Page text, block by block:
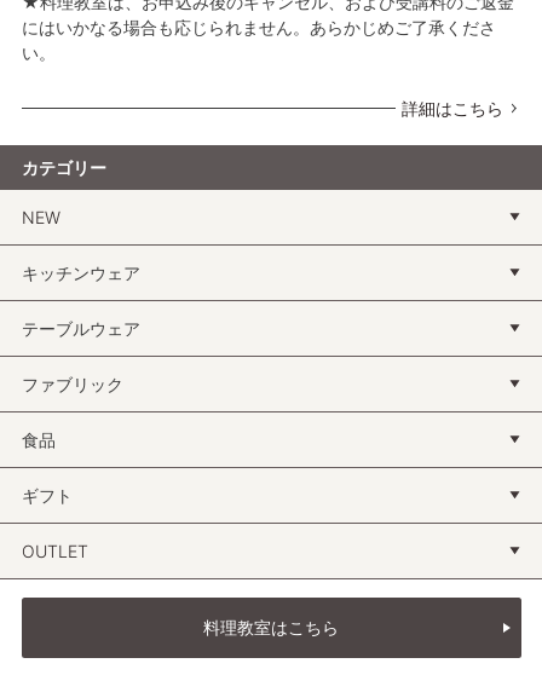
にはいかなる場合も応じられません。あらかじめご了承くださ
い。
詳細はこちら
カテゴリー
NEW
キッチンウェア
食品
ギフト
テーブルウェア
ファブリック
OUTLET
料理教室はこちら